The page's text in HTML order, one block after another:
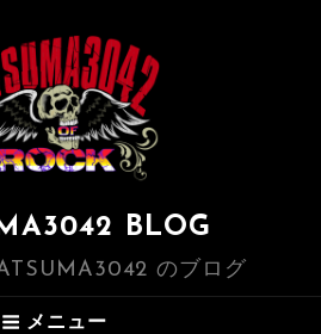
BLOG
のブログ
メニュー